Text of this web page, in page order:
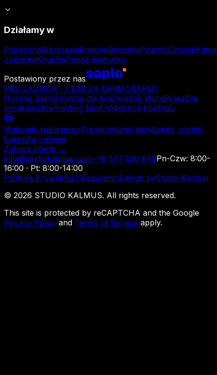
Działamy w
PiasecznoWarszawaKrakówWrocławPoznańGdańsk
JeziornaKnurówPokaż wszystkie
Postawiony przez nas
PRE-LAUNCH · 7 DNI ZA DARMOSAPLO
Hosting SaploHosting dla firmHosting WordPressDla
programistówHosting Next.jsMigracja hostingu
Materiały reklamoweProjektowanie wizytówek, ulotek,
banerów i więcej
Zobacz ofertę →
info@studiokalmus.com+48 577 526 649Pn-Czw: 8:00-
16:00 · Pt: 8:00-14:00
Polityka PrywatnościRegulaminDesign byStudio Kalmus
© 2026 STUDIO KALMUS. All rights reserved.
This site is protected by reCAPTCHA and the Google
Privacy Policy and Terms of Service apply.